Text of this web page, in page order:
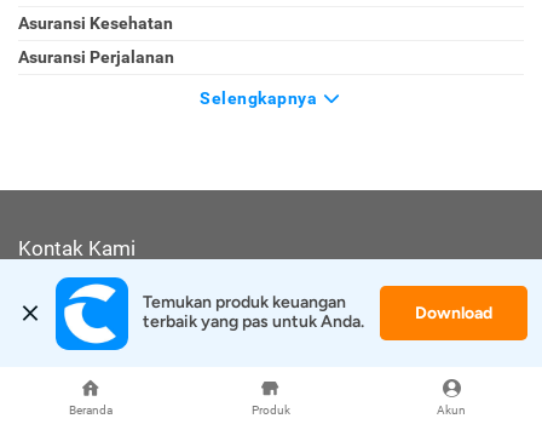
Beranda Produk Akun
Asuransi Kesehatan
Asuransi Perjalanan
Selengkapnya
Kontak Kami
Jl. Tomang Raya No. 38, Jatipulo
Palmerah, Jakarta Barat 11430
Jam Kerja
: (Senin-Jumat 9:00-17:00)
:
Temukan produk keuangan
terbaik yang pas untuk Anda.
Download